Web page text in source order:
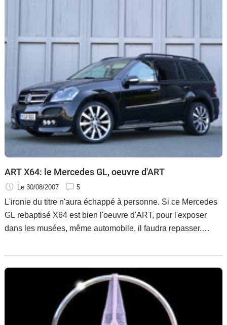
ART X64: le Mercedes GL, oeuvre d'ART
Le 30/08/2007 5
L'ironie du titre n'aura échappé à personne. Si ce Mercedes
GL rebaptisé X64 est bien l'oeuvre d'ART, pour l'exposer
dans les musées, même automobile, il faudra repasser.
(à